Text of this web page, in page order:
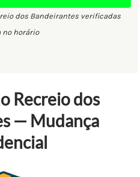
dos Bandeirantes verificadas
no horário
Recreio dos
— Mudança